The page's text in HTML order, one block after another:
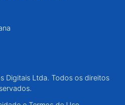
Digitais Ltda. Todos os direitos